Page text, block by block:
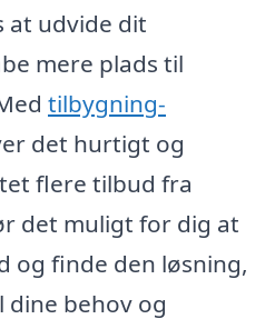
at udvide dit
mere plads til
tilbygning-
det hurtigt og
flere tilbud fra
det muligt for dig at
og finde den løsning,
dine behov og